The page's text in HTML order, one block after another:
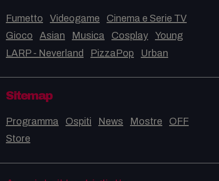
Fumetto Videogame
Cinema e Serie TV
Gioco
Asian Musica Cosplay
Young
LARP - Neverland
PizzaPop Urban
Sitemap
Programma Ospiti News Mostre
OFF
Store